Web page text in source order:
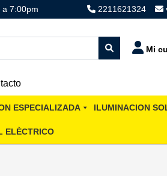
7:00pm 2211621324
Mi
ESPECIALIZADA ILUMINACION
ELÈCTRICO